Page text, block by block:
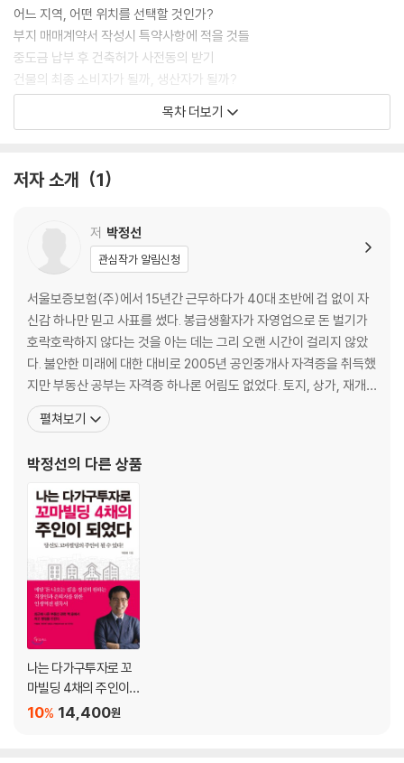
어느 지역, 어떤 위치를 선택할 것인가?
부지 매매계약서 작성시 특약사항에 적을 것들
중도금 납부 후 건축허가 사전동의 받기
건물의 최종 소비자가 될까, 생산자가 될까?
현실적인 셀프 집짓기
건축사·건설시공사·현장소장, 이렇게 고르면 된다
2장 꼬마빌딩 시공 전에 준비해야 할 것들
철거와 측량, 이것만은 꼭 알아두자
견적과 도급계약서 작성, 이렇게 하면 된다
고용산재보험 가입비용 및 각종 인입비용을 명확히 하자
엘리베이터 설치, 이것만은 꼭 체크하자
엘리베이터 완성검사와 유지보수
3장 꼬마빌딩 시공, 무작정 따라하기
착공단계에서는 무엇을 준비해야 할까?
기초 토목공사, 매우 중요한 작업이다
골조공사 삼총사, 유기적으로 움직여야 한다
창호·금속·유리공사, 이것만은 주의하자
석공사의 퀄리티, 건추주가 하기 나름이다
석공사에서 건축주가 알아야 할 사항들
각 부위별 도장공사, 각별히 신경써야 한다
도장공사에서 건축주가 주의해야 할 사항들
수장공사, 아는 만큼 내부가 빛난다
지붕공사, 소홀히 하면 안 된다
지붕 공사에서 건축주가 고려해야 할 사항
착공단계에서는 무엇을 준비해야 할까?
기초 토목공사, 매우 중요한 작업이다
골조공사 삼총사, 유기적으로 움직여야 한다
습식공사 및 방수공사, 물 관리가 중요하다
목차 더보기
저자 소개 1
저 박정선
관심작가 알림신청
서울보증보험(주)에서 15년간 근무하다가 40대 초반에 겁 없이 자
신감 하나만 믿고 사표를 썼다. 봉급생활자가 자영업으로 돈 벌기가
호락호락하지 않다는 것을 아는 데는 그리 오랜 시간이 걸리지 않았
다. 불안한 미래에 대한 대비로 2005년 공인중개사 자격증을 취득했
지만 부동산 공부는 자격증 하나론 어림도 없었다. 토지, 상가, 재개
발, 재건축, 신축, 부동산 개발, 부동산 세금, 경매, 공매 등 많은 분야
를 공부해도 끝이 없었다. 15년간 부동산 공부를 하면서 2012년 마침
대까지 직접 해보았다. 그런 경험을 토
펼쳐보기
박정선의 다른 상품
나는 다가구투자로 꼬
마빌딩 4채의 주인이
되었다14,400원
10%